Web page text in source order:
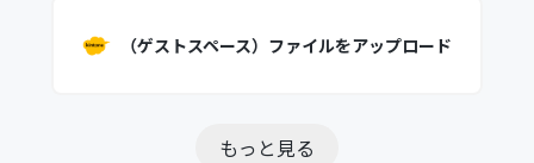
（ゲストスペース）ファイルをアップロード
もっと見る